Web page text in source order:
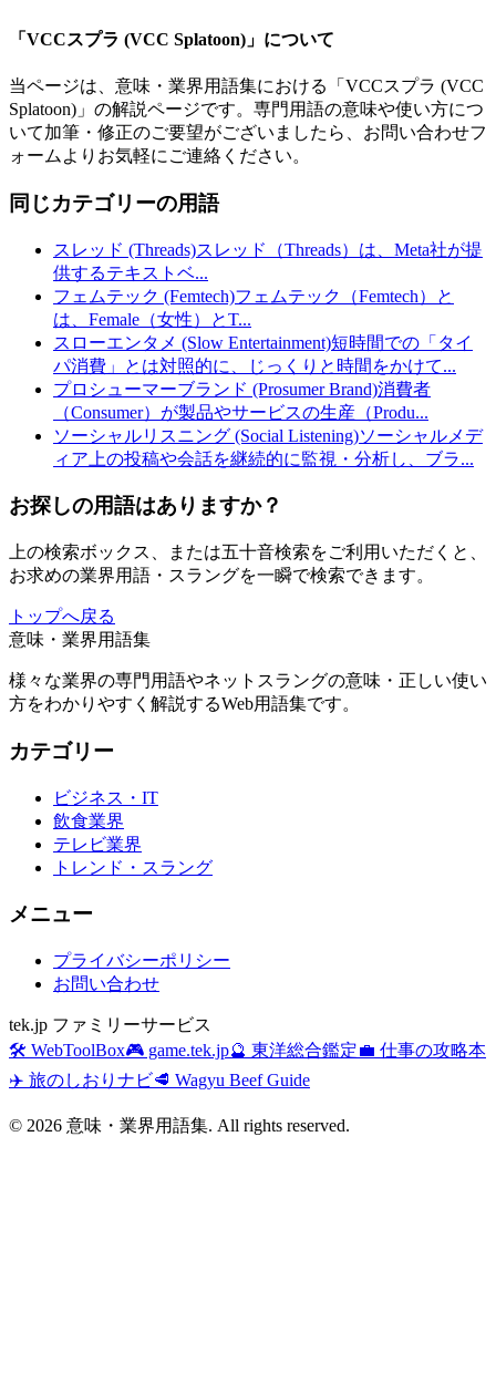
「 VCCスプラ (VCC Splatoon) 」について
当ページは、意味・業界用語集における「 VCCスプラ (VCC
Splatoon) 」の解説ページです。専門用語の意味や使い方につ
いて加筆・修正のご要望がございましたら、お問い合わせフ
ォームよりお気軽にご連絡ください。
同じカテゴリーの用語
スレッド (Threads)スレッド（Threads）は、Meta社が提
供するテキストベ...
フェムテック (Femtech)フェムテック（Femtech）と
は、Female（女性）とT...
スローエンタメ (Slow Entertainment)短時間での「タイ
パ消費」とは対照的に、じっくりと時間をかけて...
プロシューマーブランド (Prosumer Brand)消費者
（Consumer）が製品やサービスの生産（Produ...
ソーシャルリスニング (Social Listening)ソーシャルメデ
ィア上の投稿や会話を継続的に監視・分析し、ブラ...
お探しの用語はありますか？
上の検索ボックス、または五十音検索をご利用いただくと、
お求めの業界用語・スラングを一瞬で検索できます。
トップへ戻る
意味・業界用語集
様々な業界の専門用語やネットスラングの意味・正しい使い
方をわかりやすく解説するWeb用語集です。
カテゴリー
ビジネス・IT
飲食業界
テレビ業界
トレンド・スラング
メニュー
プライバシーポリシー
お問い合わせ
tek.jp ファミリーサービス
🛠️ WebToolBox🎮 game.tek.jp🔮 東洋総合鑑定💼 仕事の攻略本
✈️ 旅のしおりナビ🥩 Wagyu Beef Guide
© 2026 意味・業界用語集. All rights reserved.